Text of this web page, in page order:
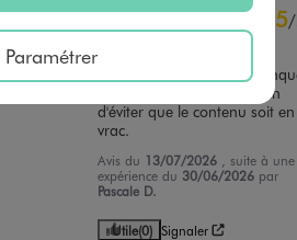
5/
Avis vérifié et récompensé
Très joli sac pour l'été.
une pochette intérieure afin
d'éviter que le contenu soit en
vrac.
Avis du 13/07/2026
, suite à une
expérience du 30/06/2026 par
Pascale D.
Utile(0) Signaler
Paramétrer